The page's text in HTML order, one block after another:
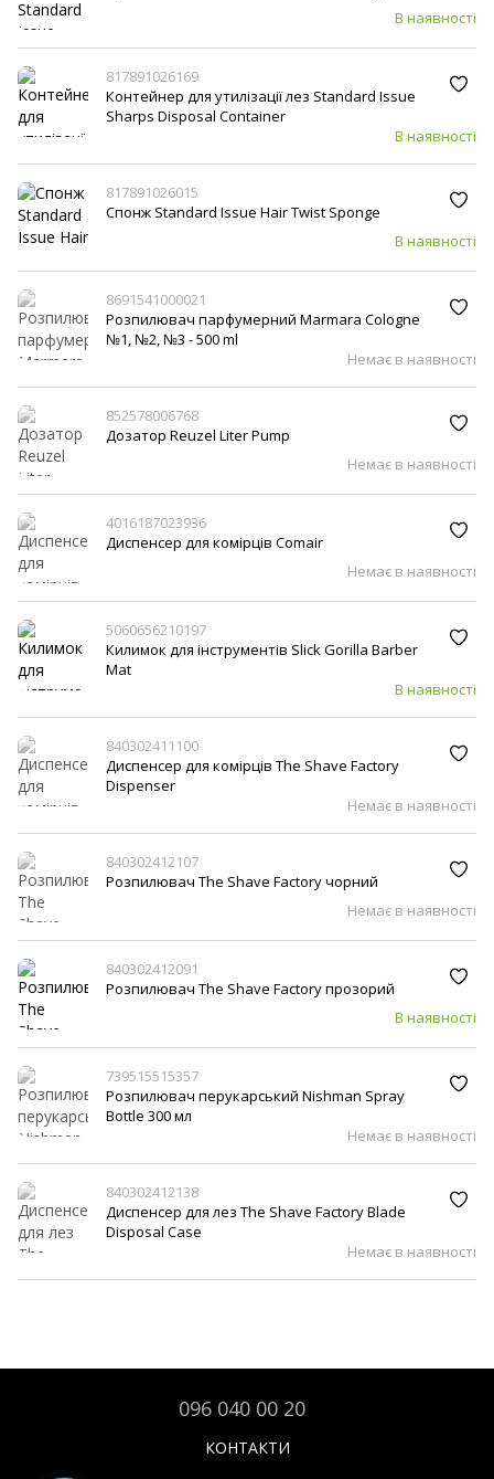
В наявності
817891026169
Контейнер для утилізації лез Standard Issue
Sharps Disposal Container
В наявності
817891026015
Спонж Standard Issue Hair Twist Sponge
В наявності
8691541000021
Розпилювач парфумерний Marmara Cologne
№1, №2, №3 - 500 ml
Немає в наявності
852578006768
Дозатор Reuzel Liter Pump
Немає в наявності
4016187023936
Диспенсер для комірців Comair
Немає в наявності
5060656210197
Килимок для інструментів Slick Gorilla Barber
Mat
В наявності
840302411100
Диспенсер для комірців The Shave Factory
Dispenser
Немає в наявності
840302412107
Розпилювач The Shave Factory чорний
Немає в наявності
840302412091
Розпилювач The Shave Factory прозорий
В наявності
739515515357
Розпилювач перукарський Nishman Spray
Bottle 300 мл
Немає в наявності
840302412138
Диспенсер для лез The Shave Factory Blade
Disposal Case
Немає в наявності
096 040 00 20
КОНТАКТИ